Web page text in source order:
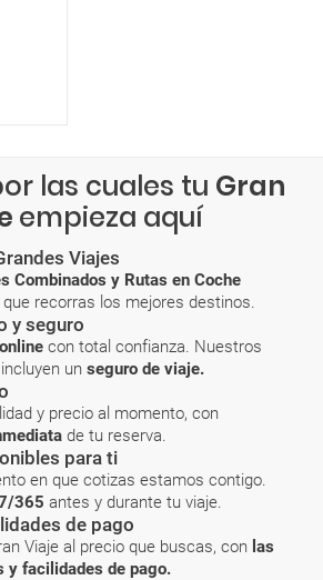
las cuales tu Gran
empieza aquí
Viajes
Combinados y Rutas en Coche
recorras los mejores destinos.
y seguro
con total confianza. Nuestros
un seguro de viaje.
y precio al momento, con
de tu reserva.
para ti
en que cotizas estamos contigo.
365 antes y durante tu viaje.
de pago
Viaje al precio que buscas, con las
y facilidades de pago.